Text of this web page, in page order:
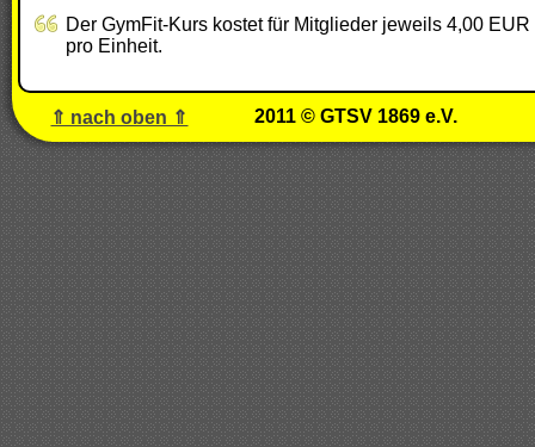
Der GymFit-Kurs kostet für Mitglieder jeweils 4,00
pro Einheit.
⇑ nach oben ⇑ 2011 © GTSV 1869 e.V.